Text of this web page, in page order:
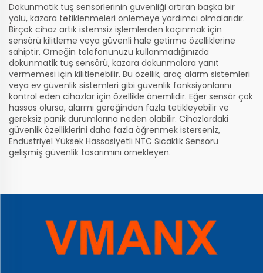
Dokunmatik tuş sensörlerinin güvenliği artıran başka bir
yolu, kazara tetiklenmeleri önlemeye yardımcı olmalarıdır.
Birçok cihaz artık istemsiz işlemlerden kaçınmak için
sensörü kilitleme veya güvenli hale getirme özelliklerine
sahiptir. Örneğin telefonunuzu kullanmadığınızda
dokunmatik tuş sensörü, kazara dokunmalara yanıt
vermemesi için kilitlenebilir. Bu özellik, araç alarm sistemleri
veya ev güvenlik sistemleri gibi güvenlik fonksiyonlarını
kontrol eden cihazlar için özellikle önemlidir. Eğer sensör çok
hassas olursa, alarmı gereğinden fazla tetikleyebilir ve
gereksiz panik durumlarına neden olabilir. Cihazlardaki
güvenlik özelliklerini daha fazla öğrenmek isterseniz,
Endüstriyel Yüksek Hassasiyetli NTC Sıcaklık Sensörü
gelişmiş güvenlik tasarımını örnekleyen.